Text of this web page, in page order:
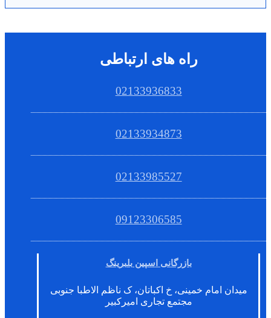
راه های ارتباطی
02133936833
02133934873
02133985527
09123306585
بازرگانی اسپین بلبرینگ
میدان امام خمینی، خ اکباتان، ک ناظم الاطبا جنوبی
مجتمع تجاری امیرکبیر